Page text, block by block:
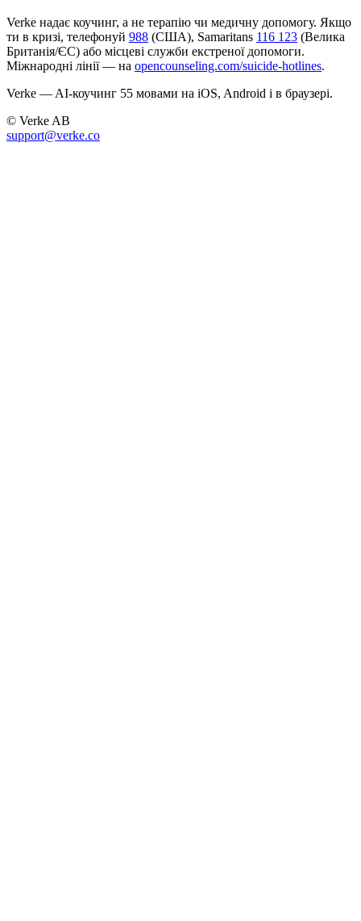
Verke надає коучинг, а не терапію чи медичну допомогу. Якщо
ти в кризі, телефонуй 988 (США), Samaritans 116 123 (Велика
Британія/ЄС) або місцеві служби екстреної допомоги.
Міжнародні лінії — на opencounseling.com/suicide-hotlines.
Verke — AI-коучинг 55 мовами на iOS, Android і в браузері.
© Verke AB
support@verke.co